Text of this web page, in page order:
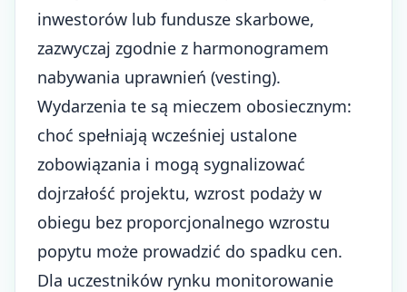
inwestorów lub fundusze skarbowe,
zazwyczaj zgodnie z harmonogramem
nabywania uprawnień (vesting).
Wydarzenia te są mieczem obosiecznym:
choć spełniają wcześniej ustalone
zobowiązania i mogą sygnalizować
dojrzałość projektu, wzrost podaży w
obiegu bez proporcjonalnego wzrostu
popytu może prowadzić do spadku cen.
Dla uczestników rynku monitorowanie